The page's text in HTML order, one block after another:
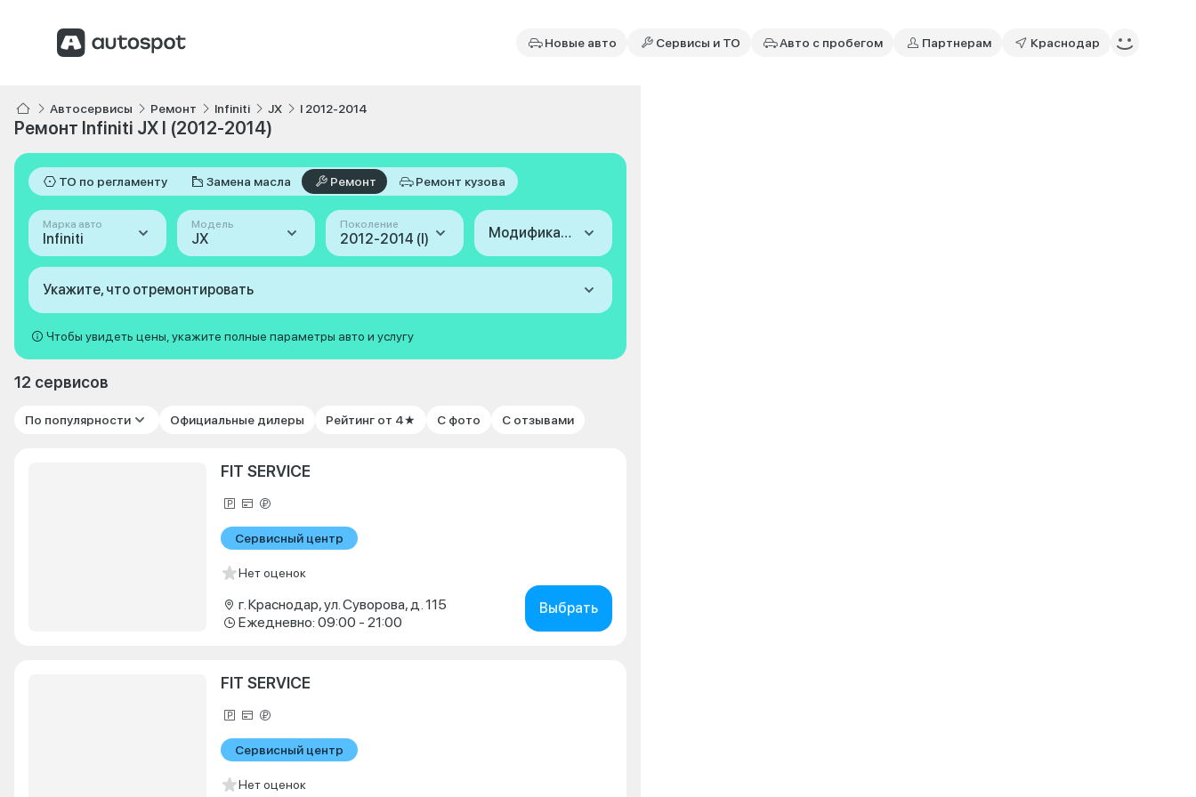
Новые авто Сервисы и ТО Авто с пробегом Партнерам Краснодар
Автосервисы Ремонт Infiniti JX I 2012-2014
Ремонт Infiniti JX I (2012-2014)
ТО по регламенту Замена масла Ремонт Ремонт кузова
Марка авто
Infiniti
Модель
JX
Поколение
2012-2014 (I) Модификация
Укажите, что отремонтировать
Чтобы увидеть цены, укажите полные параметры авто и услугу
12 сервисов
По популярности Официальные дилеры Рейтинг от 4★ С фото С отзывами
FIT SERVICE
Сервисный центр
Нет оценок
г. Краснодар, ул. Суворова, д. 115
Ежедневно: 09:00 - 21:00
Выбрать
FIT SERVICE
Сервисный центр
Нет оценок